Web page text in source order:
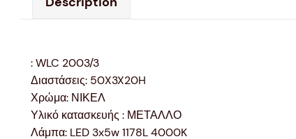
: WLC 2003/3
Διαστάσεις: 50X3X20H
Χρώμα: ΝΙΚΕΛ
Υλικό κατασκευής : ΜΕΤΑΛΛΟ
Λάμπα: LED 3x5w 1178L 4000K